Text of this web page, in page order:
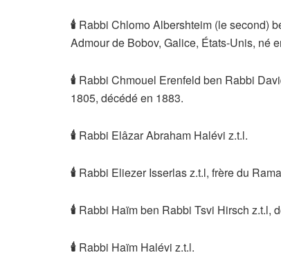
🕯 Rabbi Chlomo Albershteim (le second)
Admour de Bobov, Galice, États-Unis, né
🕯 Rabbi Chmouel Erenfeld ben Rabbi
1805, décédé en 1883.
🕯 Rabbi Elâzar Abraham Halévi z.t.l.
🕯 Rabbi Eliezer Isserlas z.t.l, frère du
🕯 Rabbi Haïm ben Rabbi Tsvi Hirsch z.t.l,
🕯 Rabbi Haïm Halévi z.t.l.